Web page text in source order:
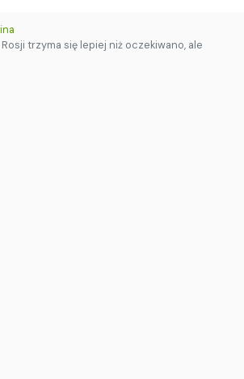
trzyma się lepiej niż oczekiwano, ale